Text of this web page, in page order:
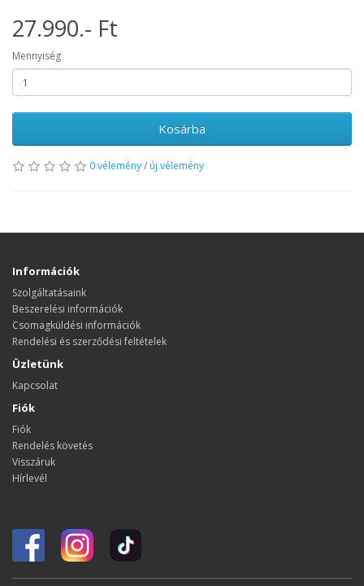
27.990.- Ft
Mennyiség
Kosárba
0 vélemény/ új vélemény
Információk
Szolgáltatásaink
Beszerelési információk
Csomagküldési információk
Rendelési és szerződési feltételek
Üzletünk
Kapcsolat
Fiók
Fiók
Rendelés követés
Visszáruk
Hírlevél